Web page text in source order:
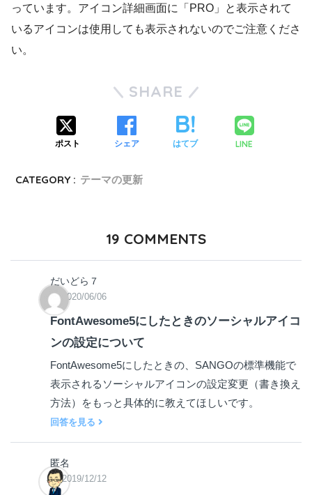
っています。アイコン詳細画面に「PRO」と表示されて
いるアイコンは使用しても表示されないのでご注意くださ
い。
SHARE
ポスト シェア はてブ LINE
CATEGORY : テーマの更新
19 COMMENTS
だいどら７
2020/06/06
FontAwesome5にしたときのソーシャルアイコ
ンの設定について
FontAwesome5にしたときの、SANGOの標準機能で
表示されるソーシャルアイコンの設定変更（書き換え
方法）をもっと具体的に教えてほしいです。
回答を見る
匿名
2019/12/12